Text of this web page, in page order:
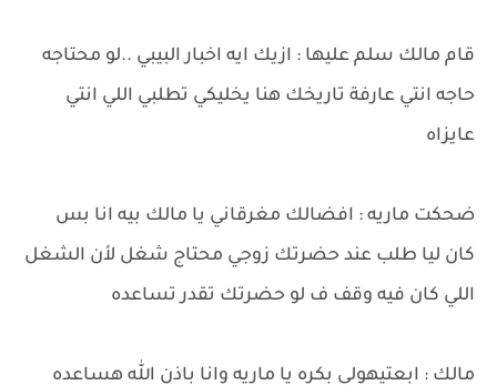
قام مالك سلم عليها : ازيك ايه اخبار البيبي ..لو محتاجه
حاجه انتي عارفة تاريخك هنا يخليكي تطلبي اللي انتي
عايزاه
ضحكت ماريه : افضالك مغرقاني يا مالك بيه انا بس
كان ليا طلب عند حضرتك زوجي محتاج شغل لأن الشغل
اللي كان فيه وقف ف لو حضرتك تقدر تساعده
مالك : ابعتيهولي بكره يا ماريه وانا باذن الله هساعده